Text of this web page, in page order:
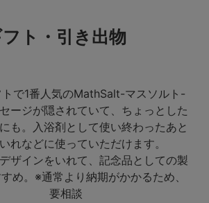
ト・引き出物
で1番人気のMathSalt-マスソルト-
ージが隠されていて、ちょっとした
も。入浴剤として使い終わったあと
れなどに使っていただけます。
ザインをいれて、記念品としての製
め。※通常より納期がかかるため、
要相談